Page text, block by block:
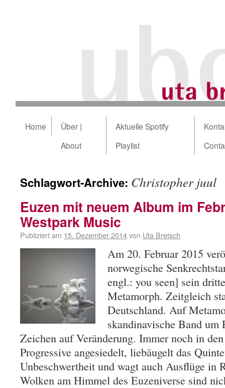
Home
Über |
About
Aktuelle Spotify
Playlist
Schlagwort-Archive: Christopher juul
Euzen mit neuem Album im
Westpark Music
Publiziert am 15. Dezember 2014von Uta Bretsch
Am 20. Februar 2015
norwegische
engl.: you seen] sein
Metamorph. Zeitgleich
Deutschland. Auf
skandinavische Band
Zeichen auf Veränderung. Immer noch in
Progressive angesiedelt, liebäugelt das
Unbeschwertheit und wagt auch Ausflüge in
Wolken am Himmel des Euzeniverse sind